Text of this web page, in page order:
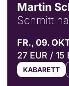
Martin
Schmitt
FR., 09.
27 EUR / 15
KABARETT